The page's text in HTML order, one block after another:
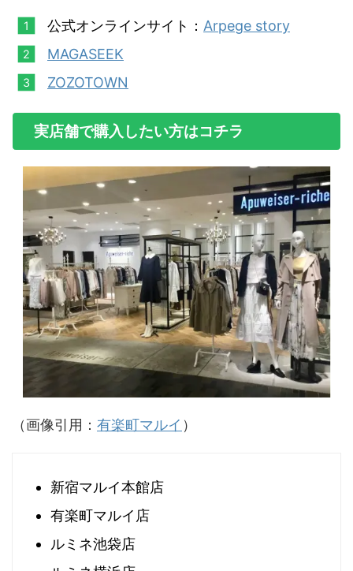
公式オンラインサイト： Arpege story
MAGASEEK
ZOZOTOWN
実店舗で購入したい方はコチラ
（画像引用： 有楽町マルイ ）
新宿マルイ本館店
有楽町マルイ店
ルミネ池袋店